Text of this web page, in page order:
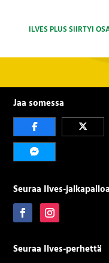
ILVES PLUS SIIRTYI
Jaa somessa
Seuraa Ilves-jalkapalloa
Seuraa Ilves-perhettä